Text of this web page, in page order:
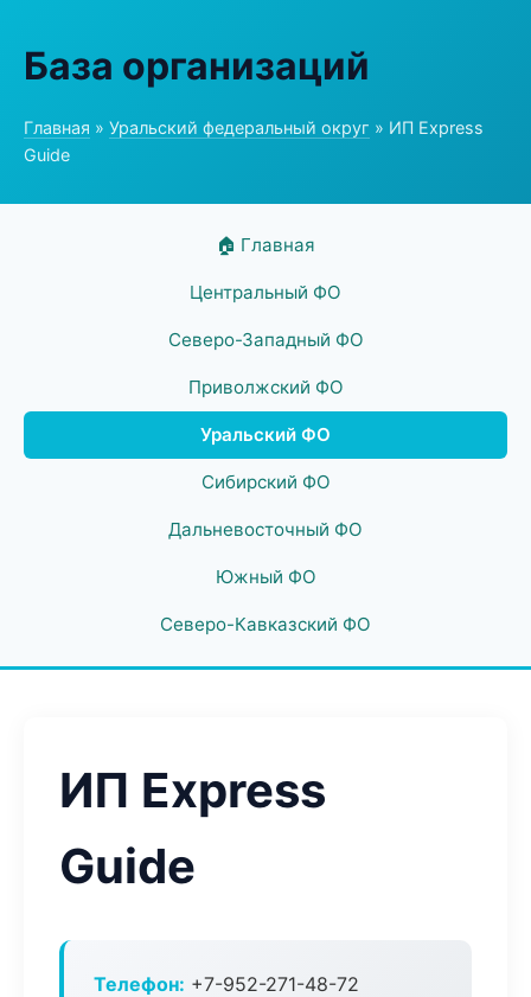
База организаций
Главная » Уральский федеральный округ » ИП Express
Guide
🏠 Главная
Центральный ФО
Северо-Западный ФО
Приволжский ФО
Уральский ФО
Сибирский ФО
Дальневосточный ФО
Южный ФО
Северо-Кавказский ФО
ИП Express
Guide
Телефон: +7-952-271-48-72